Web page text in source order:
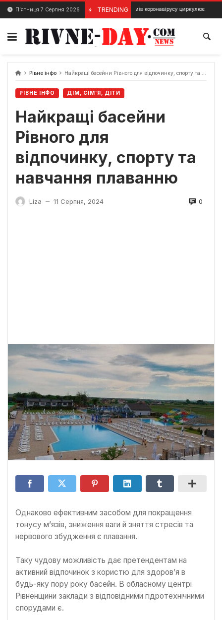
Skip
content
П’ятниця 7 Серпня 2026 TRENDING
26 Січня, 2024 Скільки штамів коронавірусу циркулює в Україні
Рівне інфо Найкращі басейни Рівного для відпочинку, спорту та навчання плаванню
РІВНЕ ІНФО ДІМ, СІМ’Я, ДІТИ
Найкращі басейни
Рівного для
відпочинку, спорту та
навчання плаванню
Liza — 11 Серпня, 2024 0
Однаково ефективним засобом для покращення
тонусу м’язів, зниження ваги й зняття стресів та
нервового збудження є плавання.
Таку чудову можливість дає претендентам на
активний відпочинок з користю для здоров’я в
будь-яку пору року басейн. В обласному центрі
Рівненщини заклади з відповідними гідротехнічними
спорудами є.